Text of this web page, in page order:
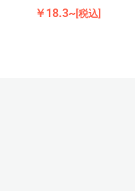
￥18.3~[税込]